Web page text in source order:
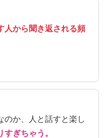
人から聞き返される頻
のか、人と話すと楽し
ぎちゃう。